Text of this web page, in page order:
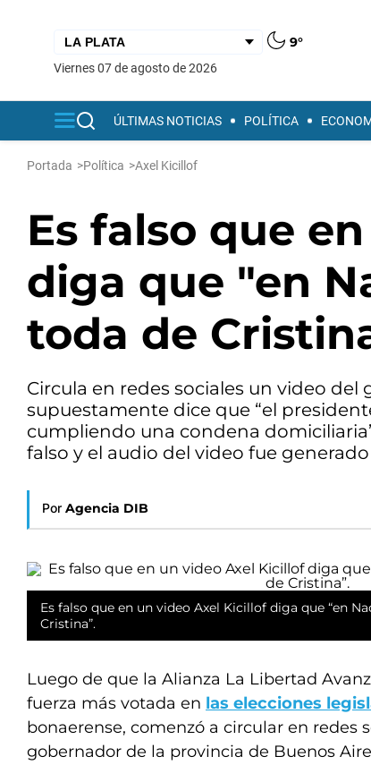
9°
viernes 07 de agosto de 2026
ÚLTIMAS NOTICIAS POLÍTICA
Portada >Política >Axel Kicillof
Es falso que
diga que "en
toda de
Circula en redes sociales un video
supuestamente dice que “el
cumpliendo una condena
falso y el audio del video fue
Por Agencia DIB
Es falso que en un video Axel Kicillof diga que “en
Cristina”.
Luego de que la Alianza La Libertad
fuerza más votada en las elecciones
bonaerense, comenzó a circular en redes
gobernador de la provincia de Buenos